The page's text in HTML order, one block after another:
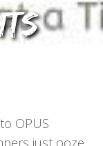
OPUS
just ooze